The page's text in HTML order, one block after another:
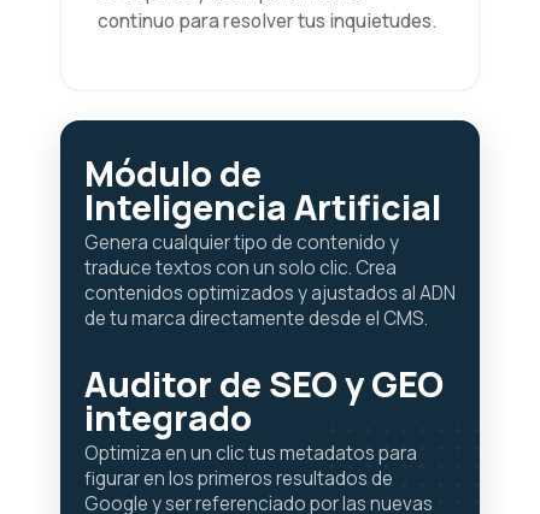
continuo para resolver tus inquietudes.
Módulo de
Inteligencia Artificial
Genera cualquier tipo de contenido y
traduce textos con un solo clic. Crea
contenidos optimizados y ajustados al ADN
de tu marca directamente desde el CMS.
Auditor de SEO y GEO
integrado
Optimiza en un clic tus metadatos para
figurar en los primeros resultados de
Google y ser referenciado por las nuevas